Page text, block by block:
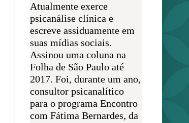
Atualmente exerce
psicanálise clínica e
escreve assiduamente em
suas mídias sociais.
Assinou uma coluna na
Folha de São Paulo até
2017. Foi, durante um ano,
consultor psicanalítico
para o programa Encontro
com Fátima Bernardes, da